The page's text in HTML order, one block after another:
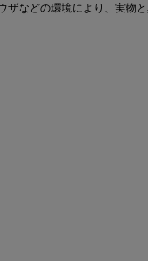
などの環境により、実物と